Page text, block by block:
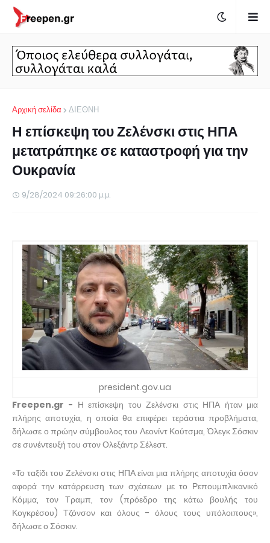
Αρχική σελίδα ΔΙΕΘΝΗ
Η επίσκεψη του Ζελένσκι στις ΗΠΑ
μετατράπηκε σε καταστροφή για την
Ουκρανία
9/28/2024 09:26:00 μ.μ.
president.gov.ua
Freepen.gr - Η επίσκεψη του Ζελένσκι στις ΗΠΑ ήταν μια
πλήρης αποτυχία, η οποία θα επιφέρει τεράστια προβλήματα,
δήλωσε ο πρώην σύμβουλος του Λεονίντ Κούτσμα, Όλεγκ Σόσκιν
σε συνέντευξή του στον Ολεξάντρ Σέλεστ.
«Το ταξίδι του Ζελένσκι στις ΗΠΑ είναι μια πλήρης αποτυχία όσον
αφορά την κατάρρευση των σχέσεων με το Ρεπουμπλικανικό
Κόμμα, τον Τραμπ, τον (πρόεδρο της κάτω βουλής του
Κογκρέσου) Τζόνσον και όλους - όλους τους υπόλοιπους»,
δήλωσε ο Σόσκιν.